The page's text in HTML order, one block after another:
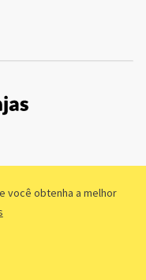
você obtenha a melhor
0001-89 - Rua Dr.
Paulo/SP - Brasil